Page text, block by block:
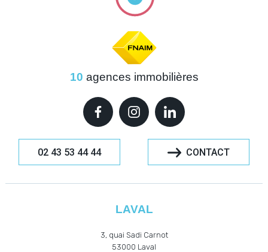
10 agences immobilières
02 43 53 44 44 CONTACT
LAVAL
3, quai Sadi Carnot
53000 Laval